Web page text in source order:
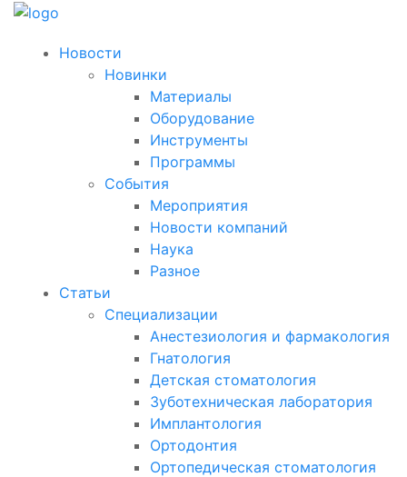
Новости
Новинки
Материалы
Оборудование
Инструменты
Программы
События
Мероприятия
Новости компаний
Наука
Разное
Статьи
Специализации
Анестезиология и фармакология
Гнатология
Детская стоматология
Зуботехническая лаборатория
Имплантология
Ортодонтия
Ортопедическая стоматология